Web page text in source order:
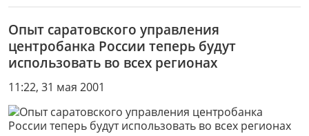
Опыт саратовского управления
центробанка России теперь будут
использовать во всех регионах
11:22, 31 мая 2001